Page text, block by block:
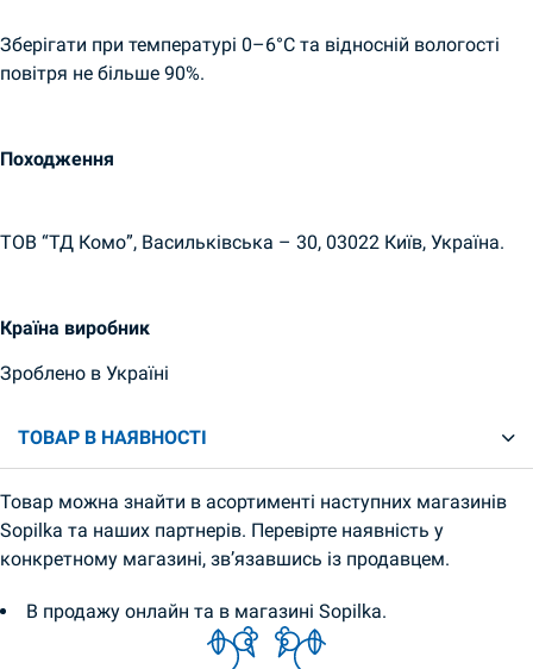
Зберігати при температурі 0–6°C та відносній вологості
повітря не більше 90%.
Походження
ТОВ “ТД Комо”, Васильківська – 30, 03022 Київ, Україна.
Країна виробник
Зроблено в Україні
ТОВАР В НАЯВНОСТІ
Товар можна знайти в асортименті наступних магазинів
Sopilka та наших партнерів. Перевірте наявність у
конкретному магазині, зв’язавшись із продавцем.
В продажу онлайн та в магазині Sopilka.